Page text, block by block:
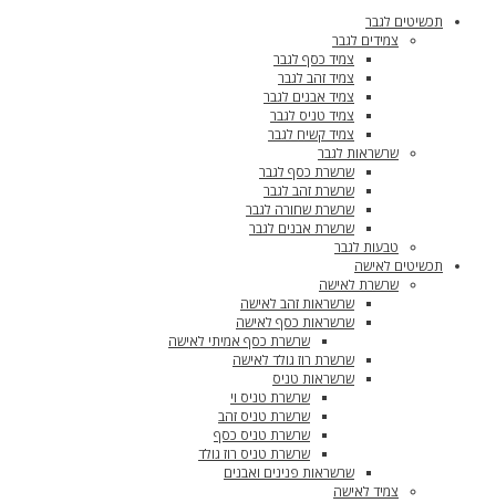
תכשיטים לגבר
צמידים לגבר
צמיד כסף לגבר
צמיד זהב לגבר
צמיד אבנים לגבר
צמיד טניס לגבר
צמיד קשיח לגבר
שרשראות לגבר
שרשרת כסף לגבר
שרשרת זהב לגבר
שרשרת שחורה לגבר
שרשרת אבנים לגבר
טבעות לגבר
תכשיטים לאישה
שרשרת לאישה
שרשראות זהב לאישה
שרשראות כסף לאישה
שרשרת כסף אמיתי לאישה
שרשרת רוז גולד לאישה
שרשראות טניס
שרשרת טניס וי
שרשרת טניס זהב
שרשרת טניס כסף
שרשרת טניס רוז גולד
שרשראות פנינים ואבנים
צמיד לאישה